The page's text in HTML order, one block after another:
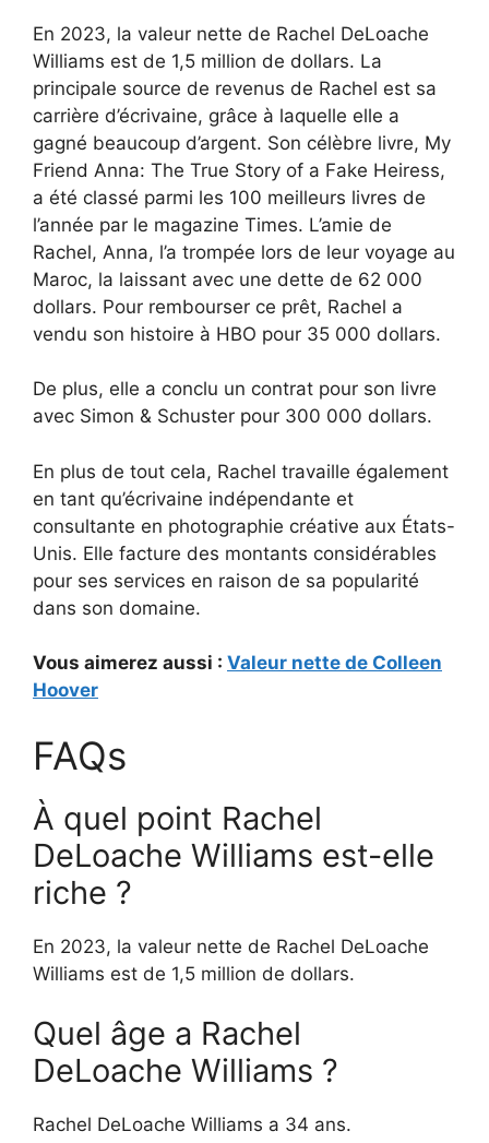
En 2023, la valeur nette de Rachel DeLoache
Williams est de 1,5 million de dollars. La
principale source de revenus de Rachel est sa
carrière d’écrivaine, grâce à laquelle elle a
gagné beaucoup d’argent. Son célèbre livre, My
Friend Anna: The True Story of a Fake Heiress,
a été classé parmi les 100 meilleurs livres de
l’année par le magazine Times. L’amie de
Rachel, Anna, l’a trompée lors de leur voyage au
Maroc, la laissant avec une dette de 62 000
dollars. Pour rembourser ce prêt, Rachel a
vendu son histoire à HBO pour 35 000 dollars.
De plus, elle a conclu un contrat pour son livre
avec Simon & Schuster pour 300 000 dollars.
En plus de tout cela, Rachel travaille également
en tant qu’écrivaine indépendante et
consultante en photographie créative aux États-
Unis. Elle facture des montants considérables
pour ses services en raison de sa popularité
dans son domaine.
Vous aimerez aussi : Valeur nette de Colleen
Hoover
FAQs
À quel point Rachel
DeLoache Williams est-elle
riche ?
En 2023, la valeur nette de Rachel DeLoache
Williams est de 1,5 million de dollars.
Quel âge a Rachel
DeLoache Williams ?
Rachel DeLoache Williams a 34 ans.